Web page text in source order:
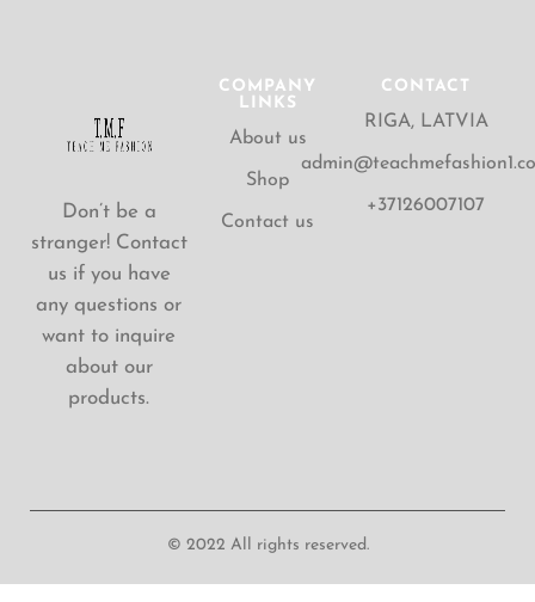
Don’t be a
stranger! Contact
us if you have
any questions or
want to inquire
about our
products.
COMPANY
LINKS
About us
Shop
Contact us
CONTACT
RIGA, LATVIA
+37126007107
© 2022 All rights reserved.